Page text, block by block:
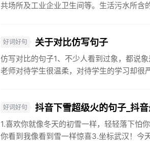
共场所及工业企业卫生间等。生活污水所含
好词好句 关于对比仿写句子
仿写对比的句子1、不少人看到过象，都说
老师对待学生很温柔，对待学生的学习却
好词好句 抖音下雪超级火的句子_抖
1.喜欢你就像冬天的初雪一样，轻轻落下怕
你看到我像看到雪一样惊喜3.坐标武汉！今